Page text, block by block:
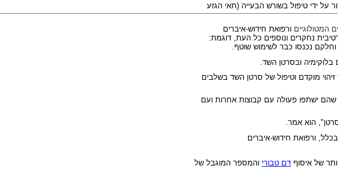
על ידי טיפול בשורש הבעייה (תאי הגזע
המטולוגיים ורפואת חידוש-איברים
נחקרים ונוספים כל העת, דוגמת:
וחלקם נכנסו כבר לשימוש שוטף.
ובסרטן השד.
מוקדם וטיפול של סרטן השד בשלבים
ישתפו פעולה עם קבוצות אחרות ועם
הוא אמר.
בכלל, ורפואת חידוש-איברים
דם טבורי והמספר המוגבל של